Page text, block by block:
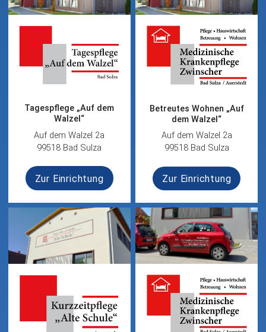
Tagespflege „Auf dem
Walzel“
Auf dem Walzel 2a
99518 Bad Sulza
Zur Einrichtung
Betreutes Wohnen „Auf
dem Walzel“
Auf dem Walzel 2a
99518 Bad Sulza
Zur Einrichtung